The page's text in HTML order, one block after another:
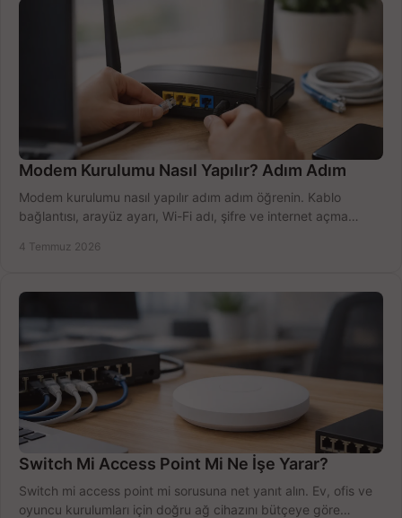
Modem Kurulumu Nasıl Yapılır? Adım Adım
Modem kurulumu nasıl yapılır adım adım öğrenin. Kablo
bağlantısı, arayüz ayarı, Wi-Fi adı, şifre ve internet açma
4 Temmuz 2026
Switch Mi Access Point Mi Ne İşe Yarar?
Switch mi access point mi sorusuna net yanıt alın. Ev, ofis ve
oyuncu kurulumları için doğru ağ cihazını bütçeye göre